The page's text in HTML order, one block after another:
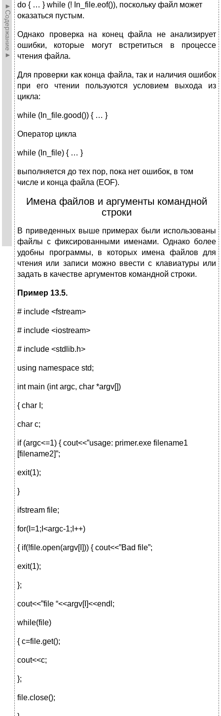
►Содержание►
do { … } while (! In_file.eof()), поскольку файл может
оказаться пустым.
Однако проверка на конец файла не анализирует
ошибки, которые могут встретиться в процессе
чтения файла.
Для проверки как конца файла, так и наличия ошибок
при его чтении пользуются условием выхода из
цикла:
while (In_file.good()) { … }
Оператор цикла
while (In_file) { … }
выполняется до тех пор, пока нет ошибок, в том
числе и конца файла (EOF).
Имена файлов и аргументы командной
строки
В приведенных выше примерах были использованы
файлы с фиксированными именами. Однако более
удобны программы, в которых имена файлов для
чтения или записи можно ввести с клавиатуры или
задать в качестве аргументов командной строки.
Пример 13.5.
# include <fstream>
# include <iostream>
# include <stdlib.h>
using namespace std;
int main (int argc, char *argv[])
{ char I;
char c;
if (argc<=1) { cout<<”usage: primer.exe filename1
[filename2]”;
exit(1);
}
ifstream file;
for(I=1;I<argc-1;I++)
{ if(!file.open(argv[I])) { cout<<”Bad file”;
exit(1);
};
cout<<”file “<<argv[I]<<endl;
while(file)
{ c=file.get();
cout<<c;
};
file.close();